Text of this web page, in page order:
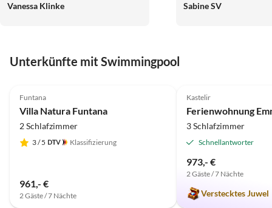
Vanessa Klinke
und auch die Möglichkeit,
12 Minuten erreichbar
Hunde hatten ihre
erstmal hinter sich.
es auch einen
Sabine SV
Unterkünfte mit Swimmingpool
Funtana
Villa Natura Funtana
2 Schlafzimmer
3/ 5 Klassifizierung
961,- €
2 Gäste / 7 Nächte
Kastelir
Ferienwohnung
3 Schlafzimmer
Schnellantworter
973,- €
2 Gäste / 7 Nächte
Verstecktes Juwel